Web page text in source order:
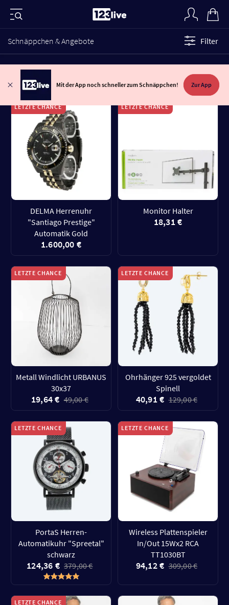
Schnäppchen & Angebote Filter
Mit der App noch schneller zum Schnäppchen! Zur App
LETZTE CHANCE
DELMA Herrenuhr
"Santiago Prestige"
Automatik Gold
1.600,00 €
LETZTE CHANCE
Monitor Halter
18,31 €
LETZTE CHANCE
Metall Windlicht URBANUS
30x37
19,64 € 49,00 €
LETZTE CHANCE
Ohrhänger 925 vergoldet
Spinell
40,91 € 129,00 €
LETZTE CHANCE
PortaS Herren-
Automatikuhr "Spreetal"
schwarz
124,36 € 379,00 €
LETZTE CHANCE
Wireless Plattenspieler
In/Out 15Wx2 RCA
TT1030BT
94,12 € 309,00 €
LETZTE CHANCE